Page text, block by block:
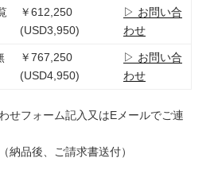
￥612,250
(USD3,950)
▷ お問い合
わせ
￥767,250
(USD4,950)
▷ お問い合
わせ
せフォーム記入又はEメールでご連
納品後、ご請求書送付）